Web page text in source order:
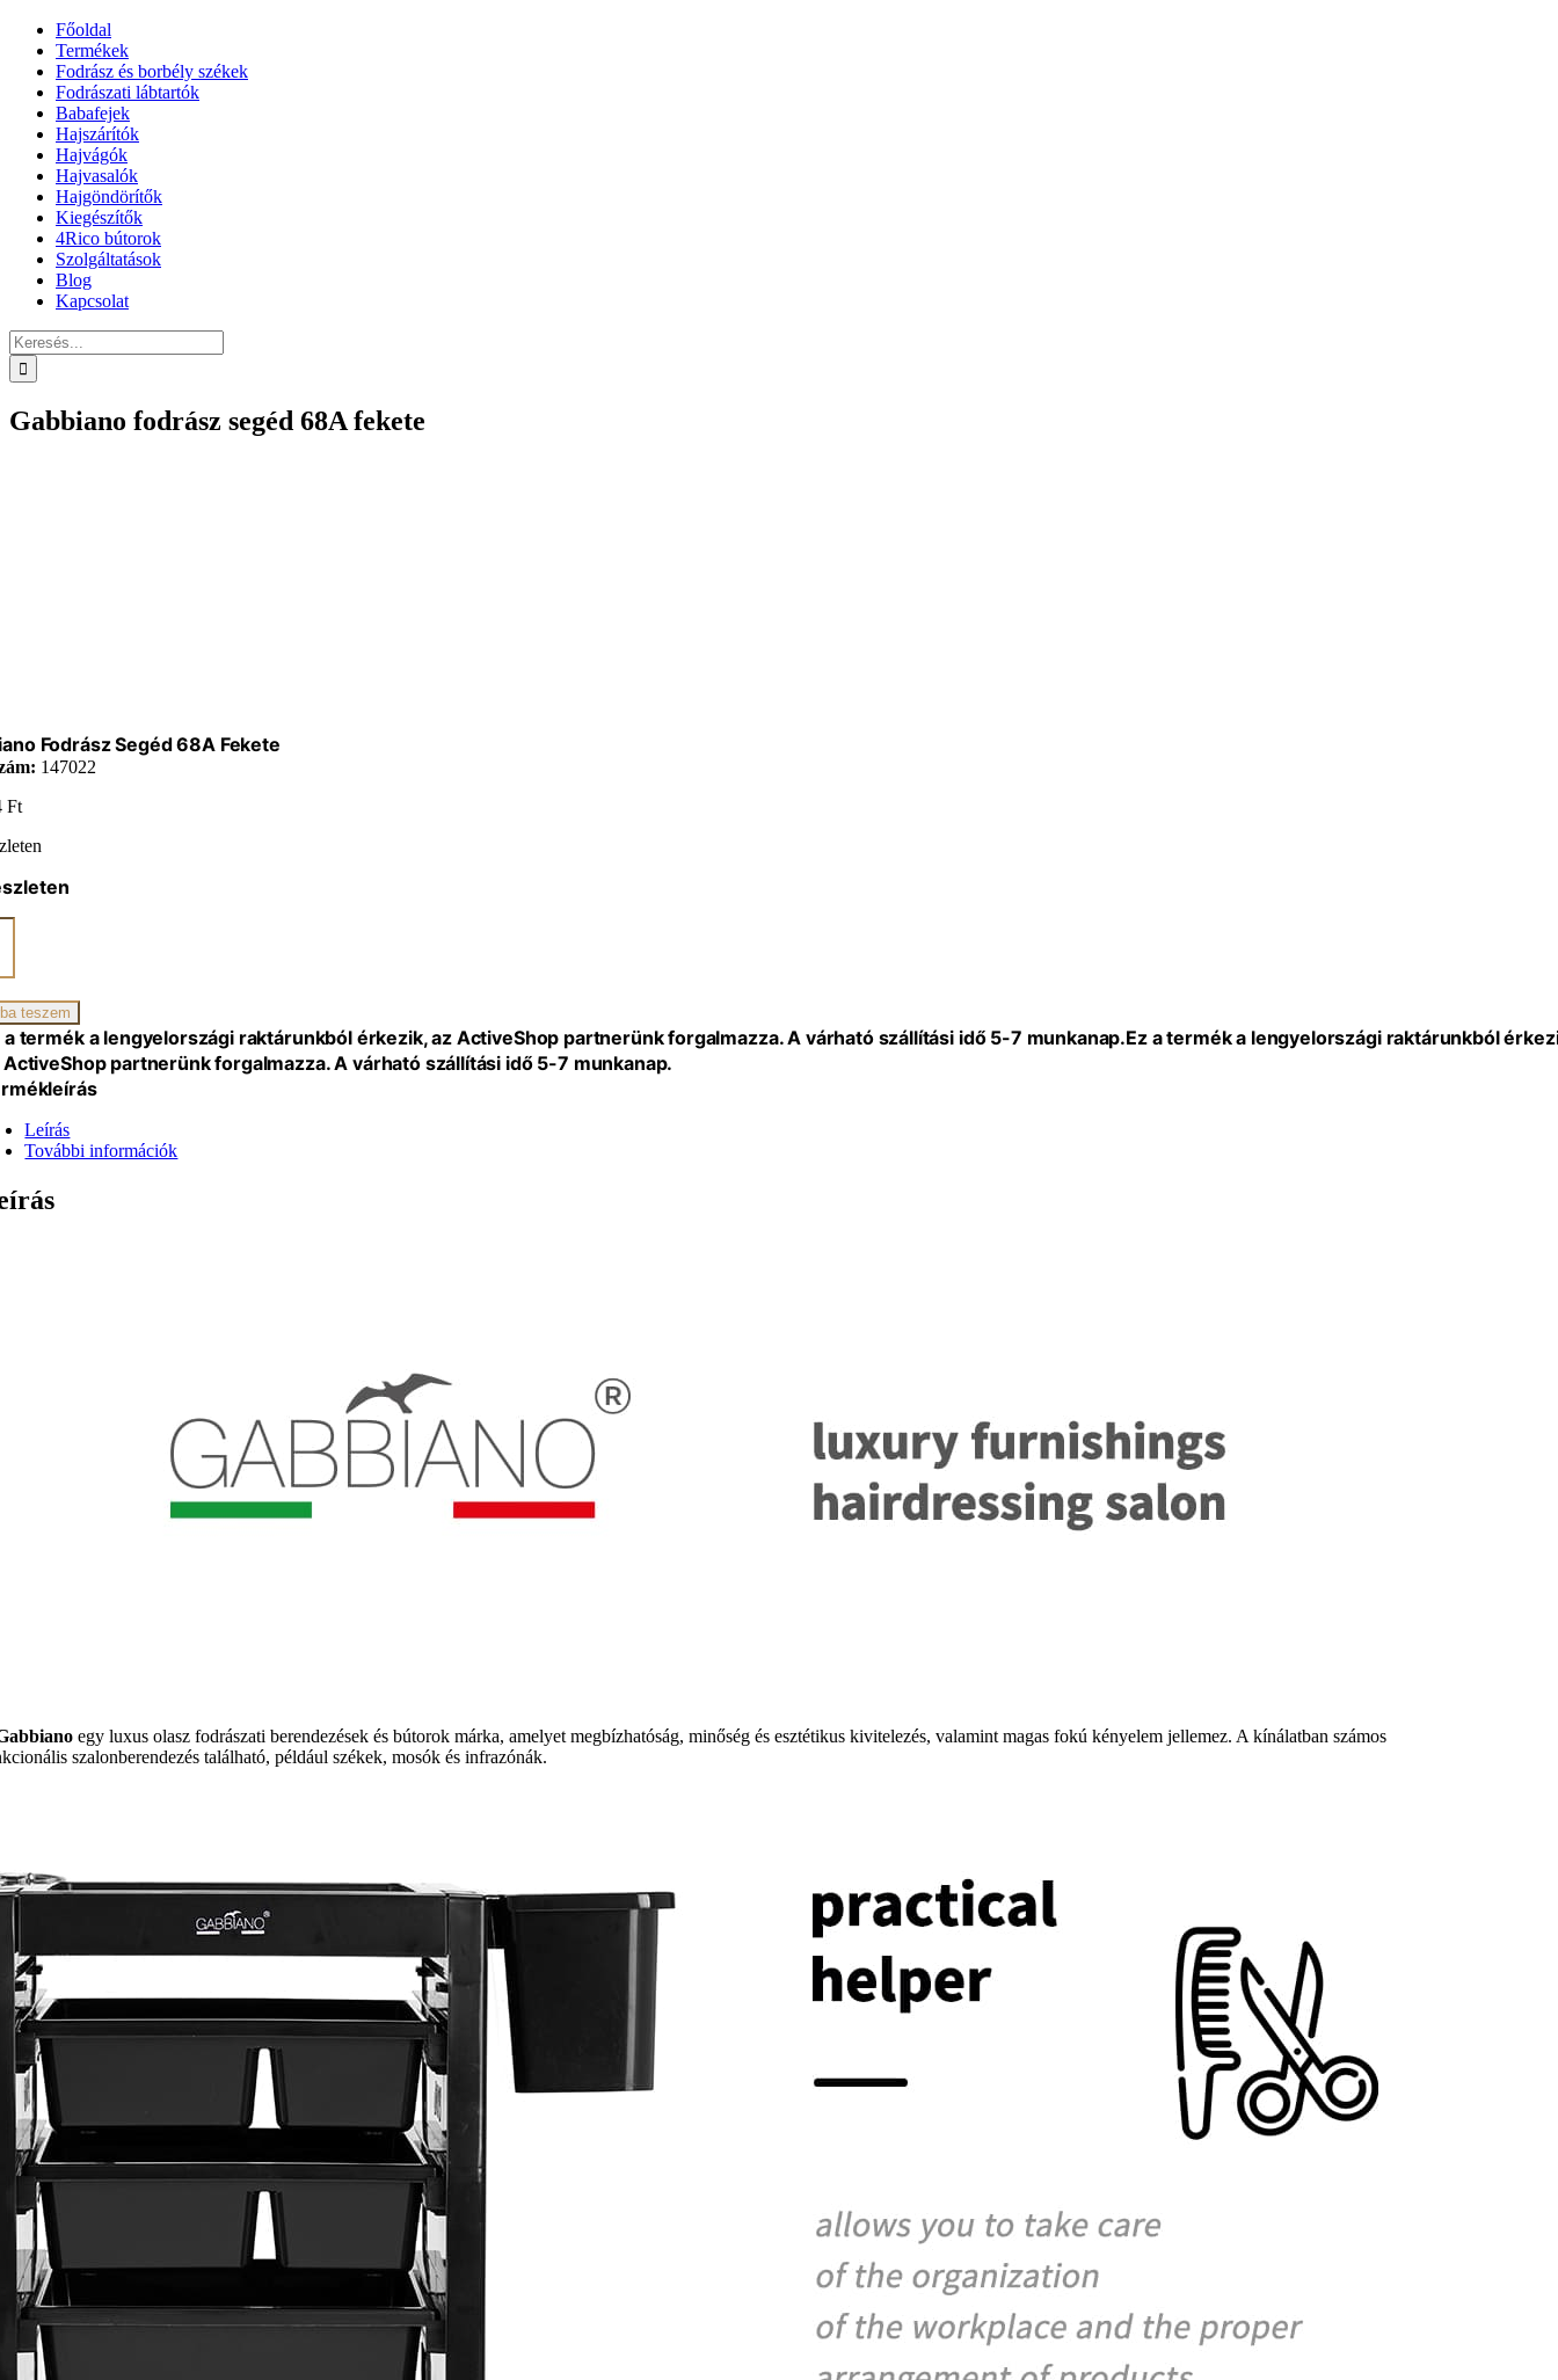
Főoldal
Termékek
Fodrász és borbély székek
Fodrászati lábtartók
Babafejek
Hajszárítók
Hajvágók
Hajvasalók
Hajgöndörítők
Kiegészítők
4Rico bútorok
Szolgáltatások
Blog
Kapcsolat
Keresés...
Gabbiano fodrász segéd 68A fekete
Fodrász Segéd 68A Fekete
147022
Ft
teszem
a termék a lengyelországi raktárunkból érkezik, az ActiveShop partnerünk forgalmazza. A várható szállítási idő 5-7 munkanap.Ez a termék a lengyelországi raktárunkból
ActiveShop partnerünk forgalmazza. A várható szállítási idő 5-7 munkanap.
Leírás
További információk
egy luxus olasz fodrászati berendezések és bútorok márka, amelyet megbízhatóság, minőség és esztétikus kivitelezés, valamint magas fokú kényelem jellemez. A kínálatban számos
szalonberendezés található, például székek, mosók és infrazónák.